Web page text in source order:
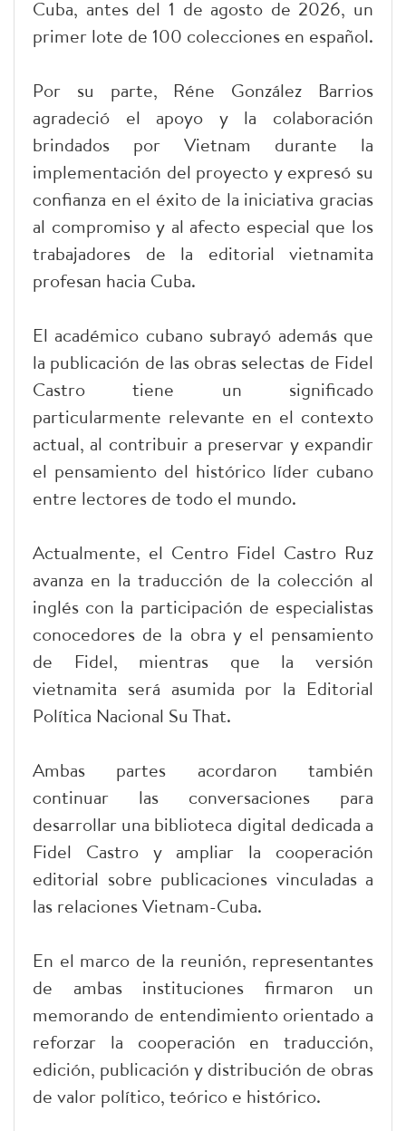
Cuba, antes del 1 de agosto de 2026, un
primer lote de 100 colecciones en español.
Por su parte, Réne González Barrios
agradeció el apoyo y la colaboración
brindados por Vietnam durante la
implementación del proyecto y expresó su
confianza en el éxito de la iniciativa gracias
al compromiso y al afecto especial que los
trabajadores de la editorial vietnamita
profesan hacia Cuba.
El académico cubano subrayó además que
la publicación de las obras selectas de Fidel
Castro tiene un significado
particularmente relevante en el contexto
actual, al contribuir a preservar y expandir
el pensamiento del histórico líder cubano
entre lectores de todo el mundo.
Actualmente, el Centro Fidel Castro Ruz
avanza en la traducción de la colección al
inglés con la participación de especialistas
conocedores de la obra y el pensamiento
de Fidel, mientras que la versión
vietnamita será asumida por la Editorial
Política Nacional Su That.
Ambas partes acordaron también
continuar las conversaciones para
desarrollar una biblioteca digital dedicada a
Fidel Castro y ampliar la cooperación
editorial sobre publicaciones vinculadas a
las relaciones Vietnam-Cuba.
En el marco de la reunión, representantes
de ambas instituciones firmaron un
memorando de entendimiento orientado a
reforzar la cooperación en traducción,
edición, publicación y distribución de obras
de valor político, teórico e histórico.